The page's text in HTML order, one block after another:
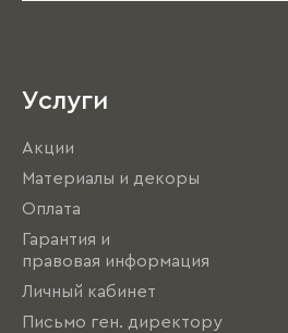
Услуги
Акции
Материалы и декоры
Оплата
Гарантия и
правовая информация
Личный кабинет
Письмо ген. директору